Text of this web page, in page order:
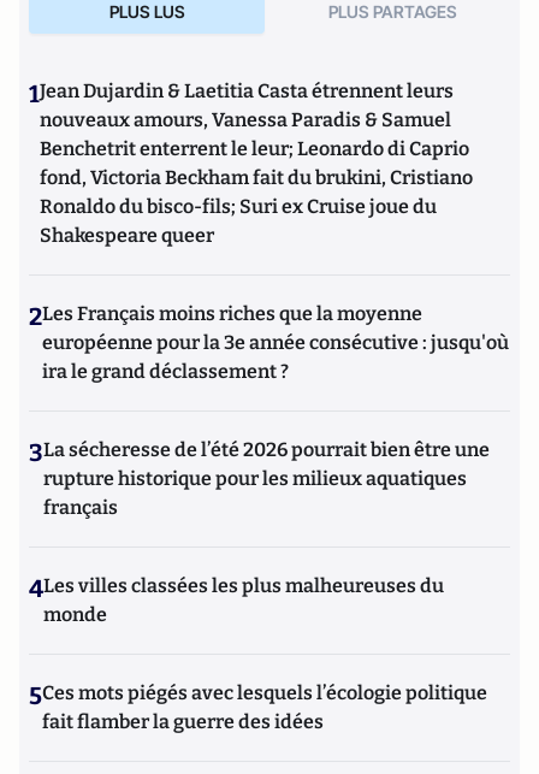
PLUS LUS PLUS PARTAGES
1Jean Dujardin & Laetitia Casta étrennent leurs
nouveaux amours, Vanessa Paradis & Samuel
Benchetrit enterrent le leur; Leonardo di Caprio
fond, Victoria Beckham fait du brukini, Cristiano
Ronaldo du bisco-fils; Suri ex Cruise joue du
Shakespeare queer
2Les Français moins riches que la moyenne
européenne pour la 3e année consécutive : jusqu'où
ira le grand déclassement ?
3La sécheresse de l’été 2026 pourrait bien être une
rupture historique pour les milieux aquatiques
français
4Les villes classées les plus malheureuses du
monde
5Ces mots piégés avec lesquels l’écologie politique
fait flamber la guerre des idées